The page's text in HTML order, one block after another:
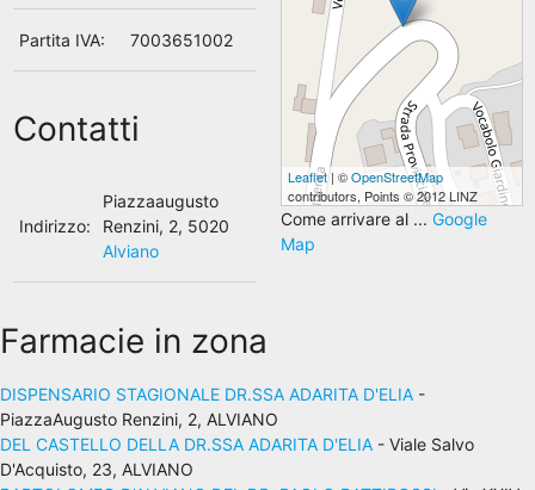
Partita IVA: 7003651002
Contatti
Indirizzo:
Piazzaaugusto
Renzini, 2, 5020
Alviano
Leaflet| ©OpenStreetMap
contributors, Points © 2012 LINZ
Come arrivare al ... Google
Map
Farmacie in zona
DISPENSARIO STAGIONALE DR.SSA ADARITA D'ELIA -
PiazzaAugusto Renzini, 2, ALVIANO
DEL CASTELLO DELLA DR.SSA ADARITA D'ELIA - Viale Salvo
D'Acquisto, 23, ALVIANO